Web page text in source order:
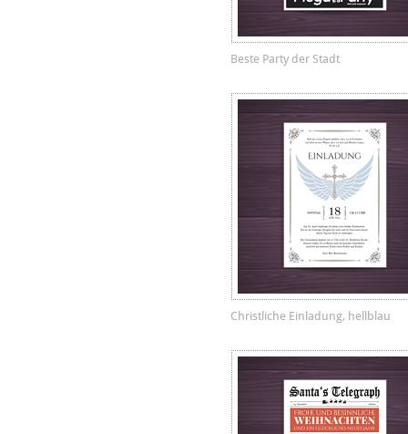
Beste Party der Stadt
Christliche Einladung, hellblau